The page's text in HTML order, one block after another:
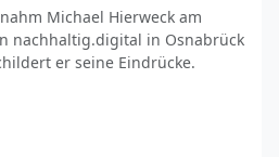
Michael Hierweck am
nachhaltig.digital in Osnabrück
er seine Eindrücke.